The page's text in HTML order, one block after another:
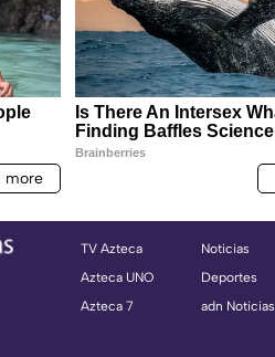
TV Azteca
Azteca UNO
Azteca 7
Noticias
Deportes
adn Noticias